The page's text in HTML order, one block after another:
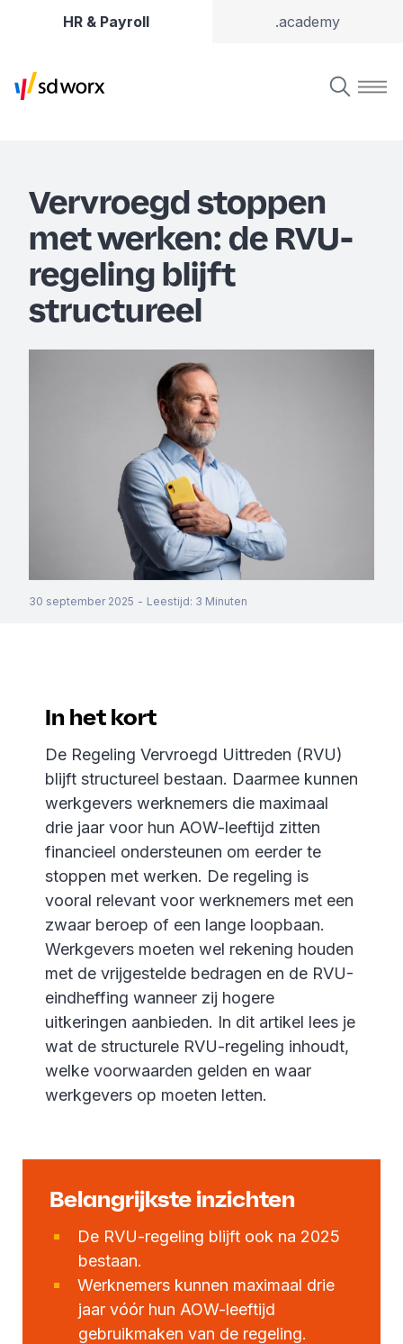
HR & Payroll .academy
Vervroegd stoppen
met werken: de RVU-
regeling blijft
structureel
30 september 2025 - Leestijd: 3 Minuten
In het kort
De Regeling Vervroegd Uittreden (RVU)
blijft structureel bestaan. Daarmee kunnen
werkgevers werknemers die maximaal
drie jaar voor hun AOW-leeftijd zitten
financieel ondersteunen om eerder te
stoppen met werken. De regeling is
vooral relevant voor werknemers met een
zwaar beroep of een lange loopbaan.
Werkgevers moeten wel rekening houden
met de vrijgestelde bedragen en de RVU-
eindheffing wanneer zij hogere
uitkeringen aanbieden. In dit artikel lees je
wat de structurele RVU-regeling inhoudt,
welke voorwaarden gelden en waar
werkgevers op moeten letten.
Belangrijkste inzichten
De RVU-regeling blijft ook na 2025
bestaan.
Werknemers kunnen maximaal drie
jaar vóór hun AOW-leeftijd
gebruikmaken van de regeling.